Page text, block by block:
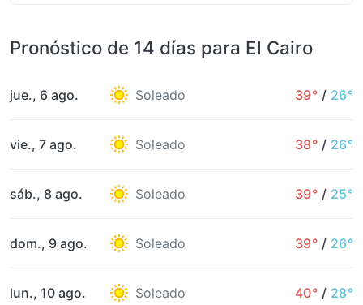
Pronóstico de 14 días para El Cairo
jue., 6 ago. Soleado 39° / 26°
vie., 7 ago. Soleado 38° / 26°
sáb., 8 ago. Soleado 39° / 25°
dom., 9 ago. Soleado 39° / 26°
lun., 10 ago. Soleado 40° / 28°